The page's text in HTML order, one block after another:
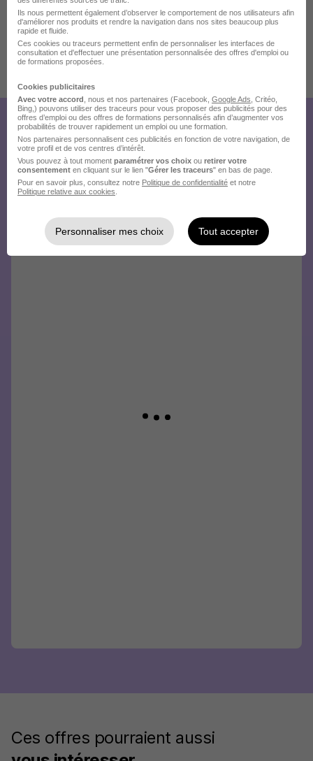
7 de plus
Créez votre compte Hellowork et
envoyez votre candidature !
Ces offres pourraient aussi
Ils nous permettent également d’observer le comportement de nos utilisateurs afin
d'améliorer nos produits et rendre la navigation dans nos sites beaucoup plus
rapide et fluide.
Ces cookies ou traceurs permettent enfin de personnaliser les interfaces de
consultation et d'effectuer une présentation personnalisée des offres d'emploi ou
de formations proposées.
Cookies publicitaires
Avec votre accord , nous et nos partenaires (Facebook, Google Ads , Critéo,
Bing,) pouvons utiliser des traceurs pour vous proposer des publicités pour des
offres d’emploi ou des offres de formations personnalisés afin d’augmenter vos
probabilités de trouver rapidement un emploi ou une formation.
Nos partenaires personnalisent ces publicités en fonction de votre navigation, de
votre profil et de vos centres d’intérêt.
Vous pouvez à tout moment paramétrer vos choix ou retirer votre
consentement en cliquant sur le lien "Gérer les traceurs" en bas de page.
Pour en savoir plus, consultez notre Politique de confidentialité et notre
Politique relative aux cookies
Personnaliser mes choix Tout accepter